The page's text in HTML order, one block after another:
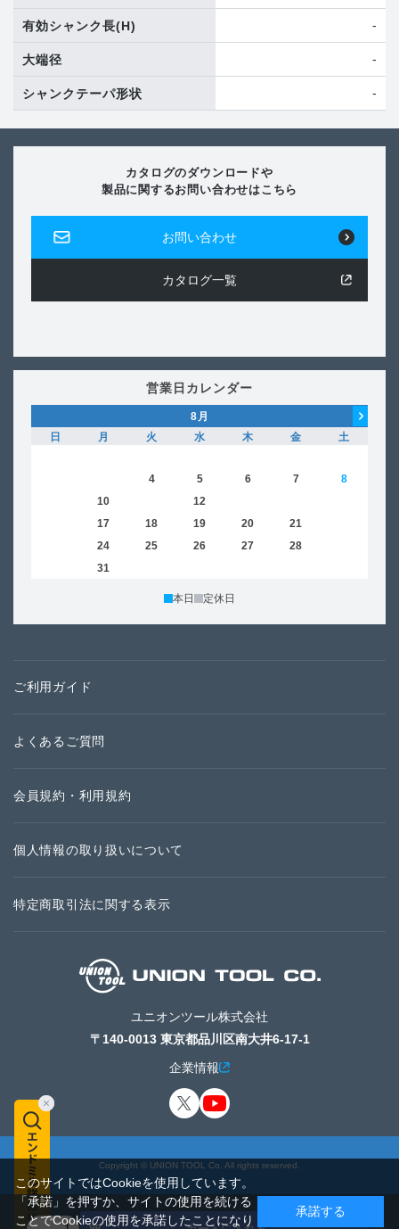
有効シャンク長(H) -
大端径 -
シャンクテーパ形状 -
カタログのダウンロードや
製品に関するお問い合わせはこちら
お問い合わせ
カタログ一覧
営業日カレンダー
8 月
日
月 火 水 木 金
土
4 5 6 7
8
10 12
17 18 19 20 21
24 25 26 27 28
31
本日 定休日
ご利用ガイド
よくあるご質問
会員規約・利用規約
個人情報の取り扱いについて
特定商取引法に関する表示
ユニオンツール株式会社
〒140-0013 東京都品川区南大井6-17-1
企業情報
Copyright © UNION TOOL Co. All rights reserved.
このサイトではCookieを使用しています。
「承諾」を押すか、サイトの使用を続ける
ことでCookieの使用を承諾したことになり
承諾する